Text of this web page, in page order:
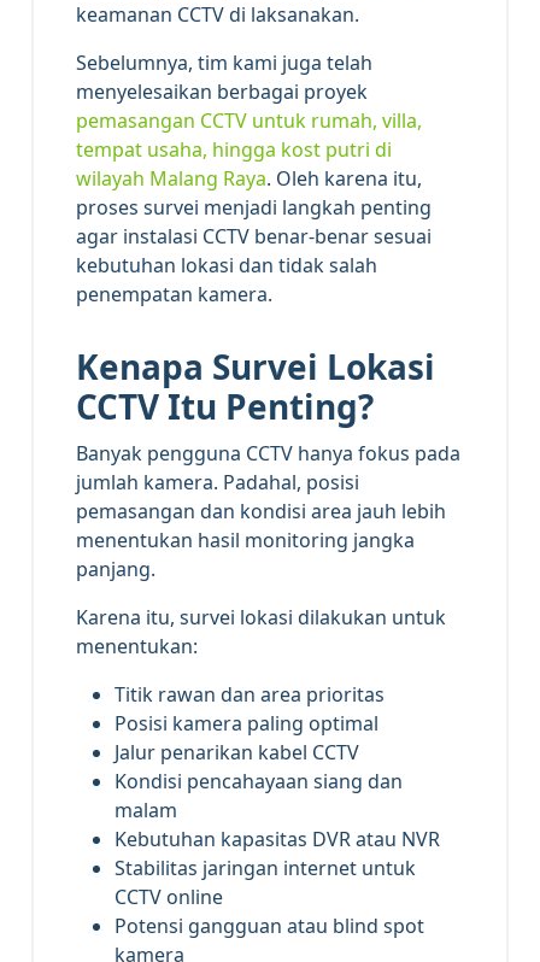
keamanan CCTV di laksanakan.
Sebelumnya, tim kami juga telah
menyelesaikan berbagai proyek
pemasangan CCTV untuk rumah, villa,
tempat usaha, hingga kost putri di
wilayah Malang Raya. Oleh karena itu,
proses survei menjadi langkah penting
agar instalasi CCTV benar-benar sesuai
kebutuhan lokasi dan tidak salah
penempatan kamera.
Kenapa Survei Lokasi
CCTV Itu Penting?
Banyak pengguna CCTV hanya fokus pada
jumlah kamera. Padahal, posisi
pemasangan dan kondisi area jauh lebih
menentukan hasil monitoring jangka
panjang.
Karena itu, survei lokasi dilakukan untuk
menentukan:
Titik rawan dan area prioritas
Posisi kamera paling optimal
Jalur penarikan kabel CCTV
Kondisi pencahayaan siang dan
malam
Kebutuhan kapasitas DVR atau NVR
Stabilitas jaringan internet untuk
CCTV online
Potensi gangguan atau blind spot
kamera